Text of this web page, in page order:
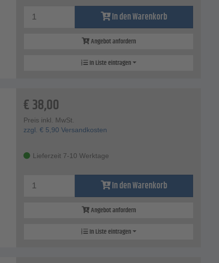
In den Warenkorb
Angebot anfordern
In Liste eintragen
€38,00
Preis inkl. MwSt.
zzgl. € 5,90 Versandkosten
Lieferzeit 7-10 Werktage
In den Warenkorb
Angebot anfordern
In Liste eintragen